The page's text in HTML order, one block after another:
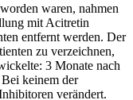
waren, nahmen
mit Acitretin
entfernt werden. Der
zu verzeichnen,
3 Monate nach
keinem der
verändert.